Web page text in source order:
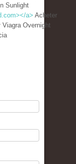
Sunlight
a> Acheter
Overnight